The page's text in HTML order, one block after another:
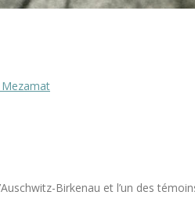
Mezamat
Birkenau et l’un des